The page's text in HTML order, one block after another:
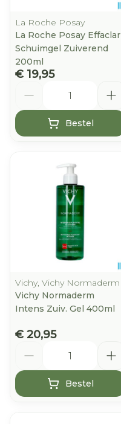
La Roche Posay
La Roche Posay Effaclar
Schuimgel Zuiverend
200ml
€ 19,95
Bestel
Vichy, Vichy Normaderm
Vichy Normaderm
Intens Zuiv. Gel 400ml
€ 20,95
Bestel